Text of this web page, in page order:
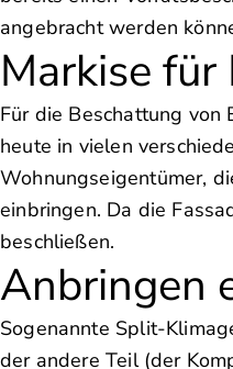
angebracht werden
Markise für
Für die Beschattung von
heute in vielen
Wohnungseigentümer,
einbringen. Da die
beschließen.
Anbringen
Sogenannte Split-
der andere Teil (der